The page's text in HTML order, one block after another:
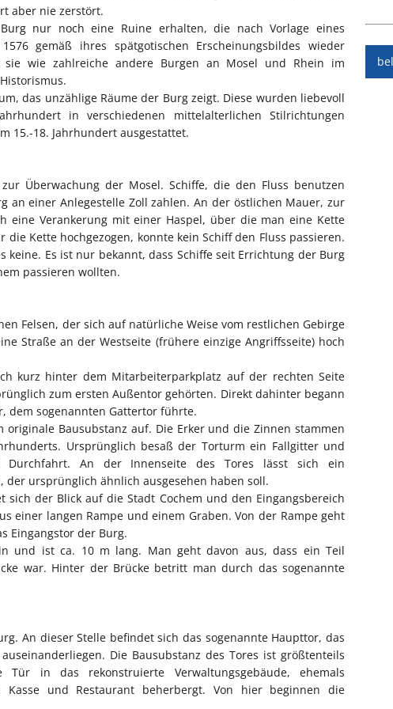
aber nie zerstört.
nur noch eine Ruine erhalten, die nach Vorlage eines
gemäß ihres spätgotischen Erscheinungsbildes wieder
wie zahlreiche andere Burgen an Mosel und Rhein im
das unzählige Räume der Burg zeigt. Diese wurden liebevoll
in verschiedenen mittelalterlichen Stilrichtungen
15.-18. Jahrhundert ausgestattet.
Überwachung der Mosel. Schiffe, die den Fluss benutzen
an einer Anlegestelle Zoll zahlen. An der östlichen Mauer, zur
eine Verankerung mit einer Haspel, über die man eine Kette
die Kette hochgezogen, konnte kein Schiff den Fluss passieren.
keine. Es ist nur bekannt, dass Schiffe seit Errichtung der Burg
passieren wollten.
Felsen, der sich auf natürliche Weise vom restlichen Gebirge
Straße an der Westseite (frühere einzige Angriffsseite) hoch
kurz hinter dem Mitarbeiterparkplatz auf der rechten Seite
zum ersten Außentor gehörten. Direkt dahinter begann
dem sogenannten Gattertor führte.
originale Bausubstanz auf. Die Erker und die Zinnen stammen
Ursprünglich besaß der Torturm ein Fallgitter und
Durchfahrt. An der Innenseite des Tores lässt sich ein
der ursprünglich ähnlich ausgesehen haben soll.
der Blick auf die Stadt Cochem und den Eingangsbereich
einer langen Rampe und einem Graben. Von der Rampe geht
Eingangstor der Burg.
und ist ca. 10 m lang. Man geht davon aus, dass ein Teil
war. Hinter der Brücke betritt man durch das sogenannte
An dieser Stelle befindet sich das sogenannte Haupttor, das
Die Bausubstanz des Tores ist größtenteils
in das rekonstruierte Verwaltungsgebäude, ehemals
Kasse und Restaurant beherbergt. Von hier beginnen die